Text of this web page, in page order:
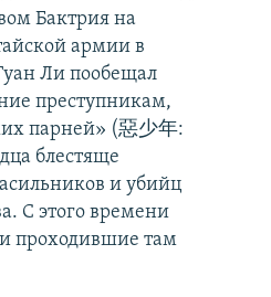
Бактрия на
армии в
Ли пообещал
преступникам,
парней» (惡少年:
блестяще
и убийц
С этого времени
проходившие там